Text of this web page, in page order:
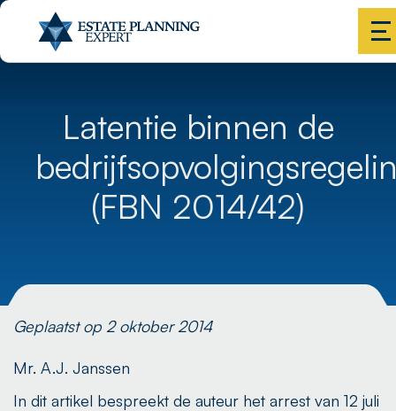
Latentie binnen de
(FBN 2014/42)
Geplaatst op 2 oktober 2014
Mr. A.J. Janssen
In dit artikel bespreekt de auteur het arrest van 12 juli